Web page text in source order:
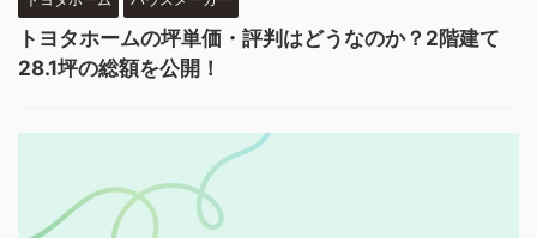
トヨタホームの坪単価・評判はどうなのか？2階建て
28.1坪の総額を公開！